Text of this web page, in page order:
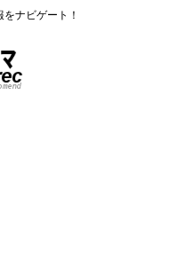
ナビゲート！